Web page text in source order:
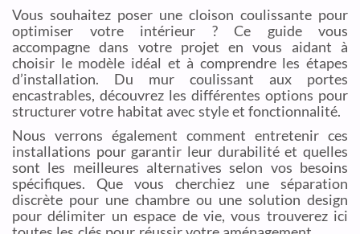
Vous souhaitez poser une cloison coulissante pour
optimiser votre intérieur ? Ce guide vous
accompagne dans votre projet en vous aidant à
choisir le modèle idéal et à comprendre les étapes
d’installation. Du mur coulissant aux portes
encastrables, découvrez les différentes options pour
structurer votre habitat avec style et fonctionnalité.
Nous verrons également comment entretenir ces
installations pour garantir leur durabilité et quelles
sont les meilleures alternatives selon vos besoins
spécifiques. Que vous cherchiez une séparation
discrète pour une chambre ou une solution design
pour délimiter un espace de vie, vous trouverez ici